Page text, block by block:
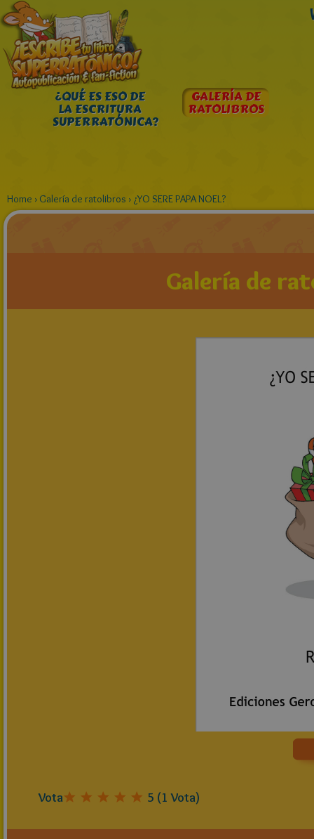
¿QUÉ ES ESO DE
LA ESCRITURA
SUPERRATÓNICA?
GALERÍA DE
RATOLIBROS
Home › Galería de ratolibros › ¿YO SERE PAPA NOEL?
Galería de
Vota 5 (1 Vota)